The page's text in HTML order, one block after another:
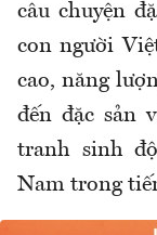
câu chuyện
con người
cao, năng
đến đặc sản
tranh sinh
Nam trong